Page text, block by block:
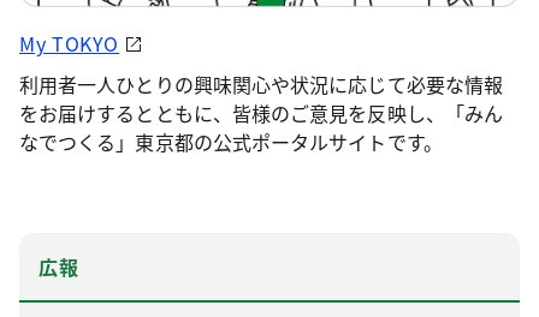
My TOKYO
利用者一人ひとりの興味関心や状況に応じて必要な情報
をお届けするとともに、皆様のご意見を反映し、「みん
なでつくる」東京都の公式ポータルサイトです。
広報